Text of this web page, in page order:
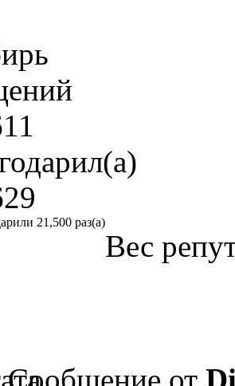
21,500 раз(а)
Вес
Сообщение от